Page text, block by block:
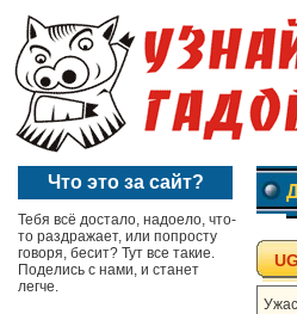
Что это за сайт?
Тебя всё достало, надоело, что-
то раздражает, или попросту
говоря, бесит? Тут все такие.
Поделись с нами, и станет
легче.